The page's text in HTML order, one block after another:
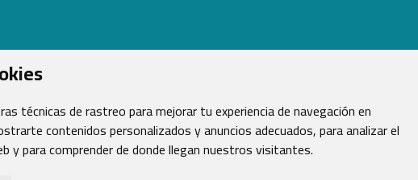
técnicas de rastreo para mejorar tu experiencia de navegación en
contenidos personalizados y anuncios adecuados, para analizar el
y para comprender de donde llegan nuestros visitantes.